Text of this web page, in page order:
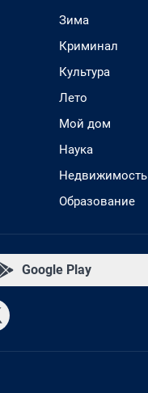
Зима
Криминал
Культура
Лето
Мой дом
Наука
Недвижимость
Образование
Google Play